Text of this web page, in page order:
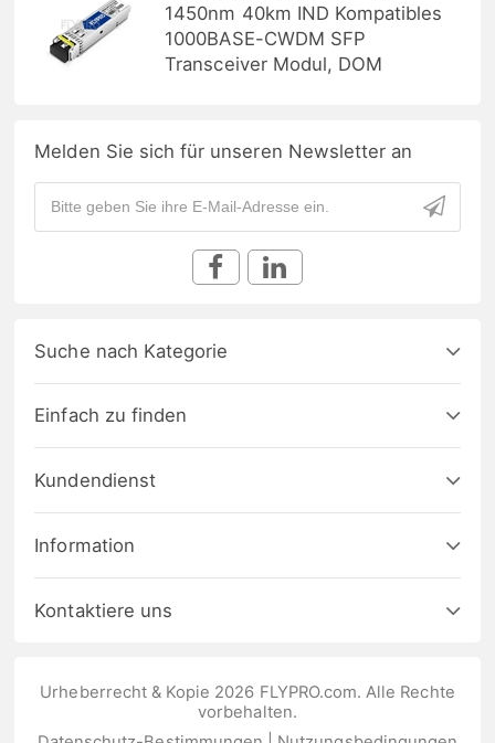
1450nm 40km IND Kompatibles
1000BASE-CWDM SFP
Transceiver Modul, DOM
Melden Sie sich für unseren Newsletter an
Suche nach Kategorie
Einfach zu finden
Kundendienst
Information
Kontaktiere uns
Urheberrecht & Kopie 2026 FLYPRO.com. Alle Rechte
vorbehalten.